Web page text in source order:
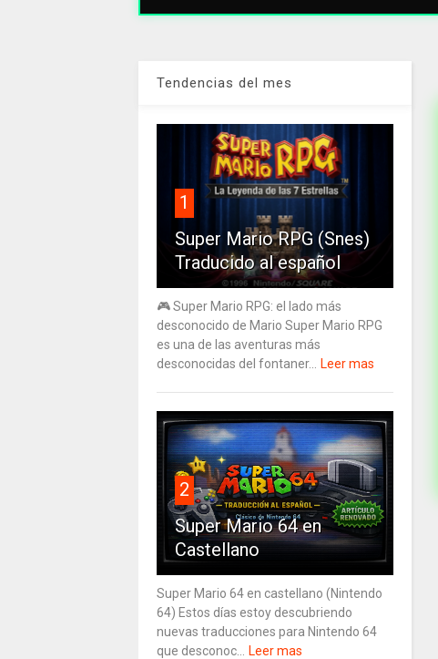
Tendencias del mes
1
Super Mario RPG (Snes)
Traducido al español
🎮 Super Mario RPG: el lado más
desconocido de Mario Super Mario RPG
es una de las aventuras más
desconocidas del fontaner...
Leer mas
2
Super Mario 64 en
Castellano
Super Mario 64 en castellano (Nintendo
64) Estos días estoy descubriendo
nuevas traducciones para Nintendo 64
que desconoc...
Leer mas